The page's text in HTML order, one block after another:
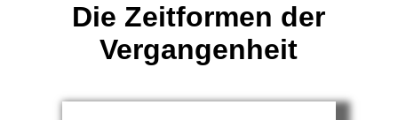
Die Zeitformen der
Vergangenheit